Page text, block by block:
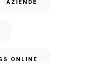
AZIENDE
ONLINE